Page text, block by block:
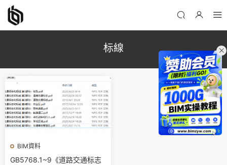
标線
BIM資料
GB5768.1~9《道路交通标志